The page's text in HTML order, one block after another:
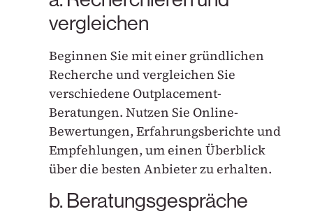
vergleichen
Beginnen Sie mit einer gründlichen
Recherche und vergleichen Sie
verschiedene Outplacement-
Beratungen. Nutzen Sie Online-
Bewertungen, Erfahrungsberichte und
Empfehlungen, um einen Überblick
über die besten Anbieter zu erhalten.
b. Beratungsgespräche